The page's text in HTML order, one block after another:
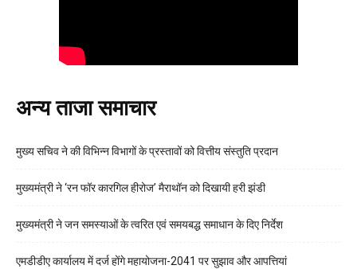
अन्य ताजा समाचार
मुख्य सचिव ने की विभिन्न विभागों के प्रस्तावों को वित्तीय संस्तुति प्रदान
मुख्यमंत्री ने ‘रन फॉर कारगिल हीरोज’ मैराथॉन को दिखायी हरी झंडी
मुख्यमंत्री ने जन समस्याओं के त्वरित एवं समयबद्ध समाधान के दिए निर्देश
एमडीडीए कार्यालय में दर्ज होंगे महायोजना-2041 पर सुझाव और आपत्तियां